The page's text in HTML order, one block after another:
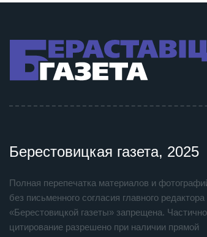
Берестовицкая газета, 2025
Полная перепечатка материалов и
без письменного согласия главного редактора
«Берестовицкой газеты» запрещена.
цитирование разрешено при наличии прямой